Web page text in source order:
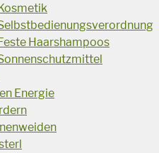
Haarshampoos
Energie